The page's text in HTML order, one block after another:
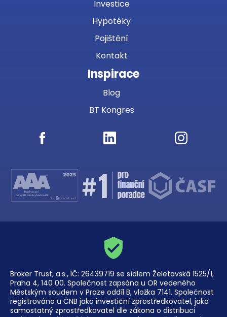
Investice
Hypotéky
Pojištění
Kontakt
Inspirace
Blog
BT Kongres
Broker Trust, a.s., IČ: 26439719 se sídlem Želetavská 1525/1,
Praha 4, 140 00. Společnost zapsána u OR vedeného
Městským soudem v Praze oddíl B, vložka 7141. Společnost
registrována u ČNB jako investiční zprostředkovatel, jako
samostatný zprostředkovatel dle zákona o distribuci